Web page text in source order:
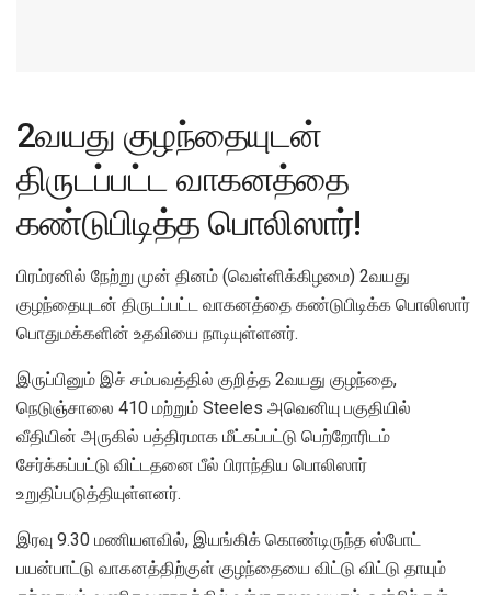
2வயது குழந்தையுடன்
திருடப்பட்ட வாகனத்தை
கண்டுபிடித்த பொலிஸார்!
பிரம்ரனில் நேற்று முன் தினம் (வெள்ளிக்கிழமை) 2வயது
குழந்தையுடன் திருடப்பட்ட வாகனத்தை கண்டுபிடிக்க பொலிஸார்
பொதுமக்களின் உதவியை நாடியுள்ளனர்.
இருப்பினும் இச் சம்பவத்தில் குறித்த 2வயது குழந்தை,
நெடுஞ்சாலை 410 மற்றும் Steeles அவெனியு பகுதியில்
வீதியின் அருகில் பத்திரமாக மீட்கப்பட்டு பெற்றோரிடம்
சேர்க்கப்பட்டு விட்டதனை பீல் பிராந்திய பொலிஸார்
உறுதிப்படுத்தியுள்ளனர்.
இரவு 9.30 மணியளவில், இயங்கிக் கொண்டிருந்த ஸ்போட்
பயன்பாட்டு வாகனத்திற்குள் குழந்தையை விட்டு விட்டு தாயும்